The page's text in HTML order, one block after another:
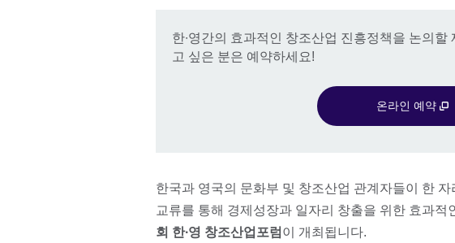
한∙영간의 효과적인 창조산업 진흥정책을 논의할
고 싶은 분은 예약하세요!
온라인 예약
한국과 영국의 문화부 및 창조산업 관계자들이 한
교류를 통해 경제성장과 일자리 창출을 위한 효과적
회 한∙영 창조산업포럼 이 개최됩니다.